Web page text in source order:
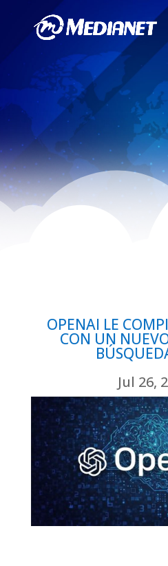
OPENAI LE
CON UN
Jul 26,